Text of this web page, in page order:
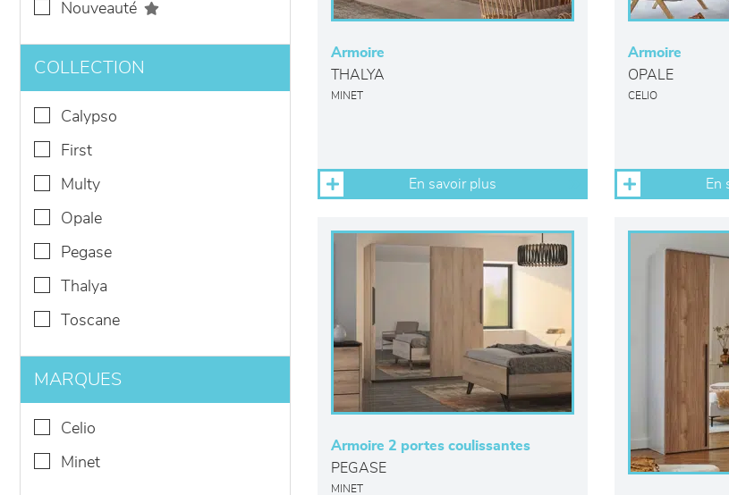
nouveauté
COLLECTION
calypso
first
multy
opale
pegase
thalya
toscane
MARQUES
celio
minet
Armoire
THALYA
MINET
En savoir plus
Armoire
OPALE
CELIO
En
Armoire 2 portes coulissantes
PEGASE
MINET